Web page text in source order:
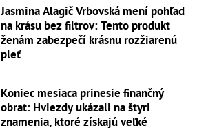
Jasmina Alagič Vrbovská mení pohľad
na krásu bez filtrov: Tento produkt
ženám zabezpečí krásnu rozžiarenú
pleť
Koniec mesiaca prinesie finančný
obrat: Hviezdy ukázali na štyri
znamenia, ktoré získajú veľké